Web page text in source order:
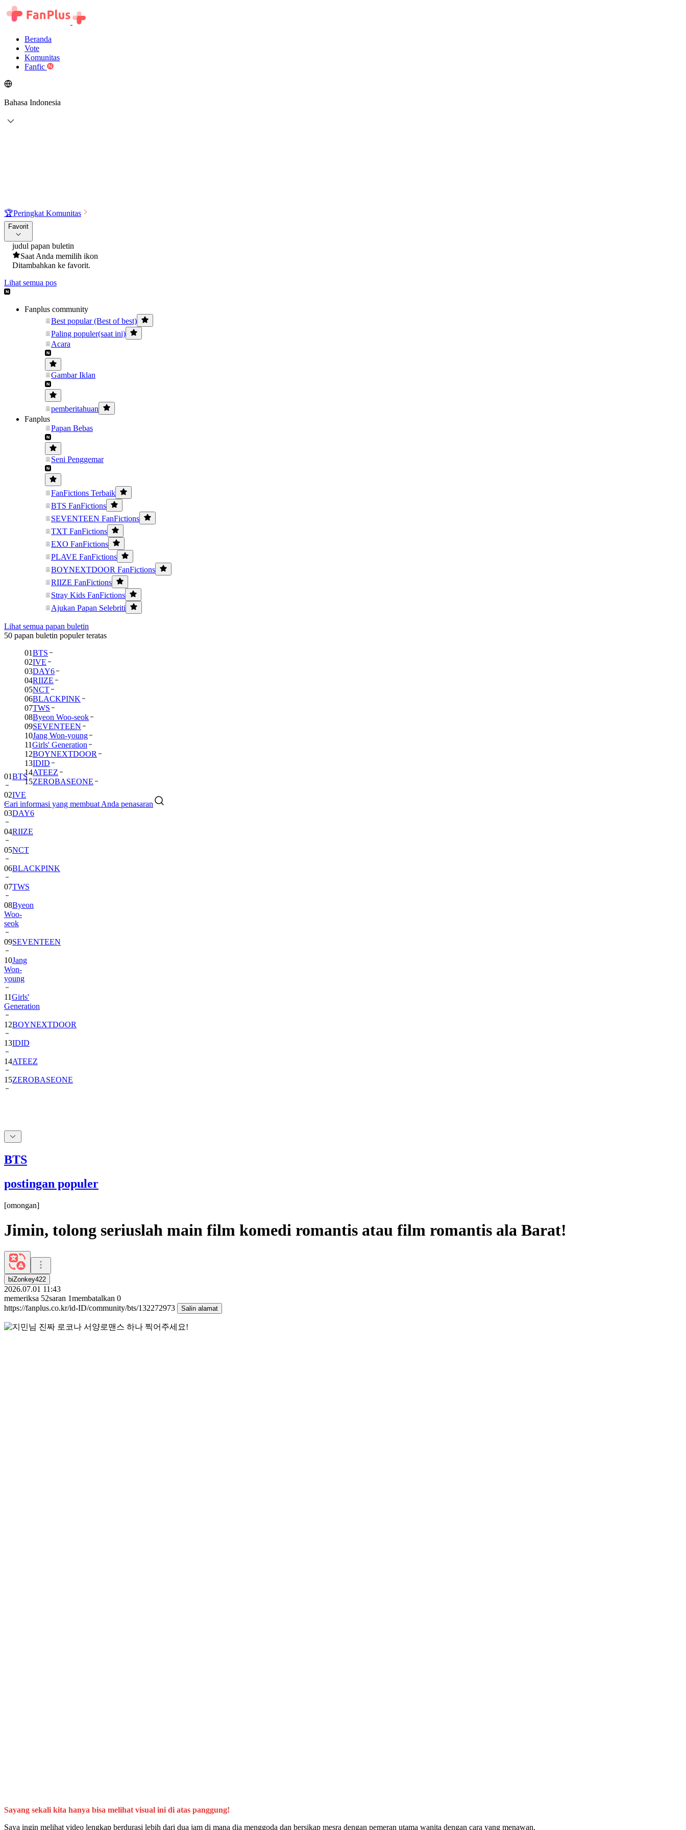
Beranda
Vote
Komunitas
Fanfic
Bahasa Indonesia
🏆Peringkat Komunitas
Favorit
judul papan buletin
Saat Anda memilih ikon
Ditambahkan ke favorit.
Lihat semua pos
Fanplus community
Best popular (Best of best)
Paling populer(saat ini)
Acara
Gambar Iklan
pemberitahuan
Fanplus
Papan Bebas
Seni Penggemar
FanFictions Terbaik
BTS FanFictions
SEVENTEEN FanFictions
TXT FanFictions
EXO FanFictions
PLAVE FanFictions
BOYNEXTDOOR FanFictions
RIIZE FanFictions
Stray Kids FanFictions
Ajukan Papan Selebriti
Lihat semua papan buletin
50 papan buletin populer teratas
01BTS
02IVE
03DAY6
04RIIZE
05NCT
06BLACKPINK
07TWS
08Byeon Woo-seok
09SEVENTEEN
10Jang Won-young
11Girls' Generation
12BOYNEXTDOOR
13IDID
14ATEEZ
15ZEROBASEONE
Cari informasi yang membuat Anda penasaran
01BTS
02IVE
03DAY6
04RIIZE
05NCT
06BLACKPINK
07TWS
08Byeon
Woo-
seok
09SEVENTEEN
10Jang
Won-
young
11Girls'
Generation
12BOYNEXTDOOR
13IDID
14ATEEZ
15ZEROBASEONE
BTS
postingan populer
[omongan]
Jimin, tolong seriuslah main film komedi romantis atau film romantis ala Barat!
biZonkey422
2026.07.01 11:43
memeriksa 52saran 1membatalkan 0
https://fanplus.co.kr/id-ID/community/bts/132272973
Salin alamat
Sayang sekali kita hanya bisa melihat visual ini di atas panggung!
Saya ingin melihat video lengkap berdurasi lebih dari dua jam di mana dia menggoda dan bersikap mesra dengan pemeran utama wanita dengan cara yang menawan.